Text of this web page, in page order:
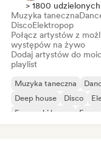
> 1800
Muzyka taneczna
DiscoElektropop
Połącz artystów z
występów na żywo
Dodaj artystów do
playlist
Muzyka taneczna
Deep house
Disco
Francuski house